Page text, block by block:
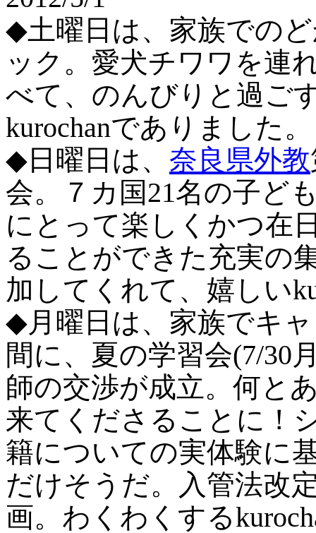
◆土曜日は、家族での
ック。愛犬チワワを連
べて、のんびりと過ご
kurochanでありました。
◆日曜日は、 奈良県外教
会。７カ国21名の子ど
にとって楽しくかつ在
ることができた充実の
加してくれて、嬉しい
◆月曜日は、家族でキ
間に、夏の学習会(7/30
師の交渉が成立。何と
来てくださることに！
籍についての実体験に
だけそうだ。入管法改
画。わくわくする